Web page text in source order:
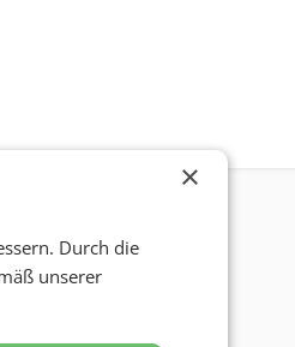
×
Durch die
unserer